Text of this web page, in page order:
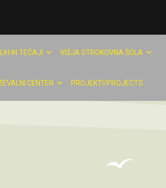
IN TEČAJI VIŠJA STROKOVNA ŠOLA
CENTER PROJEKTI/PROJECTS